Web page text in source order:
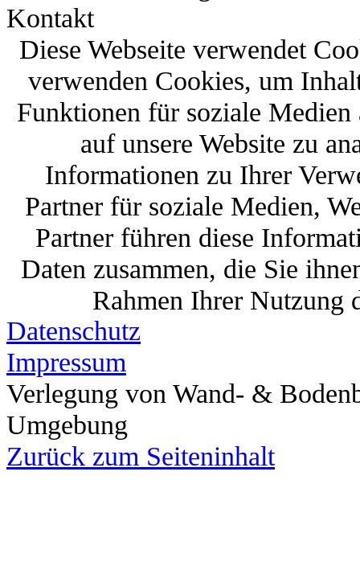
Kontakt
Diese Webseite verwendet
verwenden Cookies, um
Funktionen für soziale
auf unsere Website zu
Informationen zu Ihrer
Partner für soziale Medien,
Partner führen diese
Daten zusammen, die Sie
Rahmen Ihrer Nutzung
Cookies sind kleine
werden, um die
Laut Gesetz können wir
diese für den Betrieb dieser
Datenschutz
Impressum
Verlegung von Wand- &
Umgebung
Zurück zum Seiteninhalt